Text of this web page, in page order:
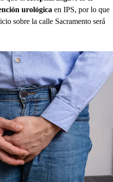
urológica en IPS, por lo que
sobre la calle Sacramento será